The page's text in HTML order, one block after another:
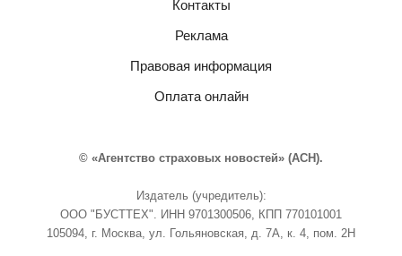
Контакты
Реклама
Правовая информация
Оплата онлайн
© «Агентство страховых новостей» (АСН).
Издатель (учредитель):
ООО "БУСТТЕХ". ИНН 9701300506, КПП 770101001
105094, г. Москва, ул. Гольяновская, д. 7А, к. 4, пом. 2Н